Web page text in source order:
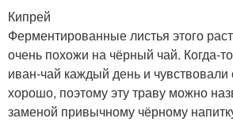
Кипрей
Ферментированные листья этого
очень похожи на чёрный чай. Когда-
иван-чай каждый день и
хорошо, поэтому эту траву можно
заменой привычному чёрному